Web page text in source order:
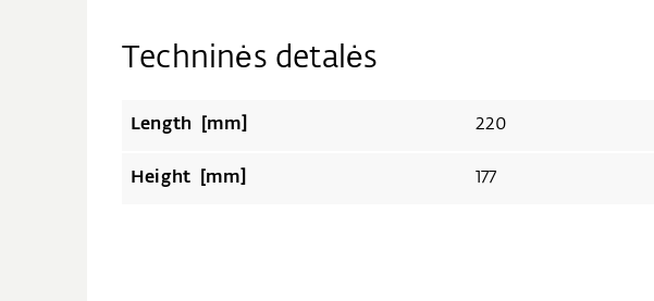
Techninės detalės
Length [mm] 220
Height [mm] 177